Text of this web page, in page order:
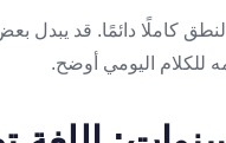
كاملًا دائمًا. قد يبدل
للكلام اليومي أوضح.